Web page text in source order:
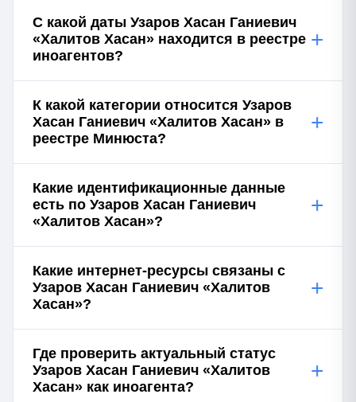
С какой даты Узаров Хасан Ганиевич
«Халитов Хасан» находится в реестре
иноагентов?
+
К какой категории относится Узаров
Хасан Ганиевич «Халитов Хасан» в
реестре Минюста?
+
Какие идентификационные данные
есть по Узаров Хасан Ганиевич
«Халитов Хасан»?
+
Какие интернет-ресурсы связаны с
Узаров Хасан Ганиевич «Халитов
Хасан»?
+
Где проверить актуальный статус
Узаров Хасан Ганиевич «Халитов
Хасан» как иноагента?
+